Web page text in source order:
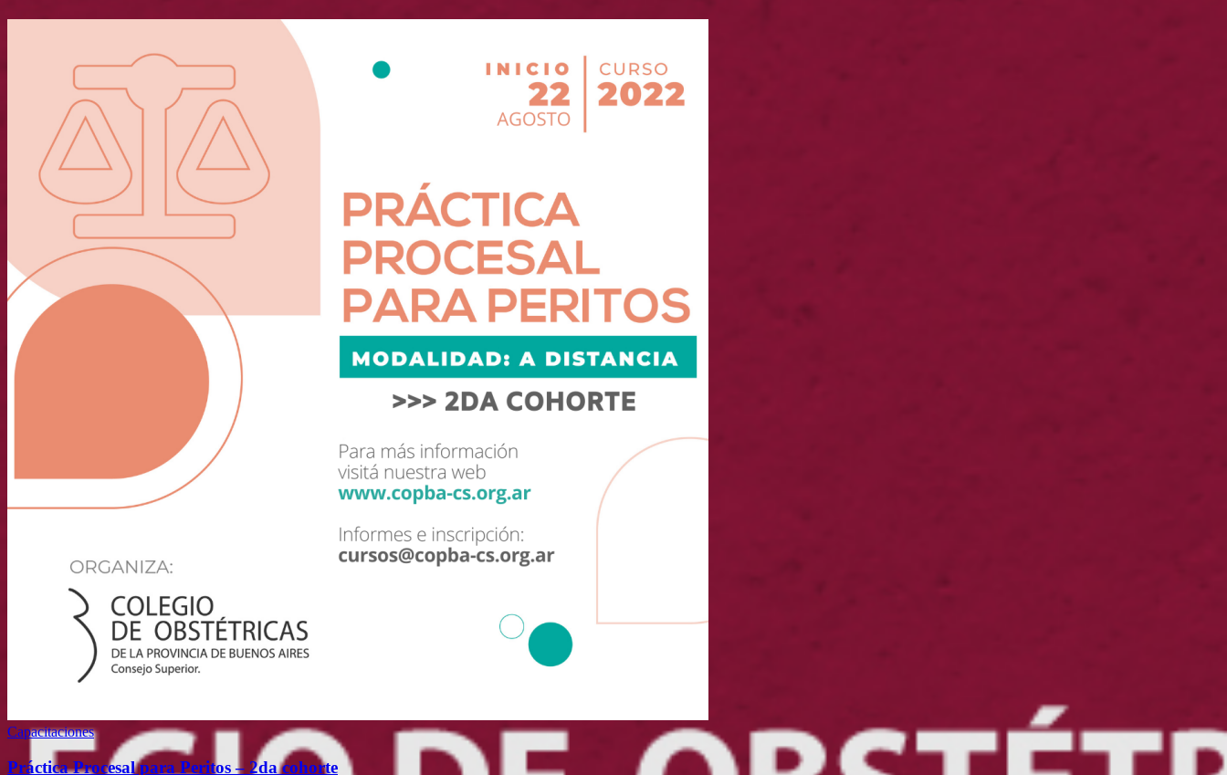
Capacitaciones
Práctica Procesal para Peritos – 2da cohorte